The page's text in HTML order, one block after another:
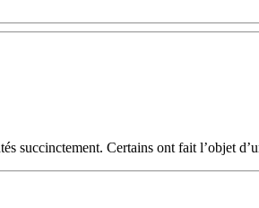
succinctement. Certains ont fait l’objet